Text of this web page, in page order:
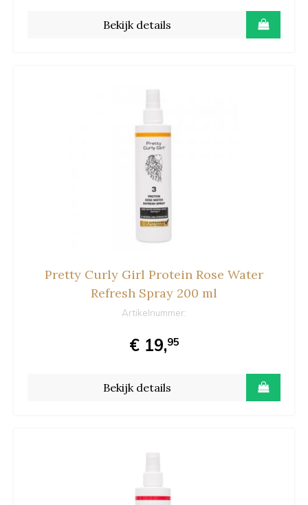
Bekijk details
Pretty Curly Girl Protein Rose Water
Refresh Spray 200 ml
Artikelnummer:
€ 19,95
Bekijk details